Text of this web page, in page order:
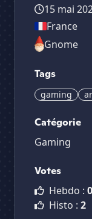
15 mai
France
Gnome
Tags
gaming
Catégorie
Gaming
Votes
Hebdo : 0
Histo : 2